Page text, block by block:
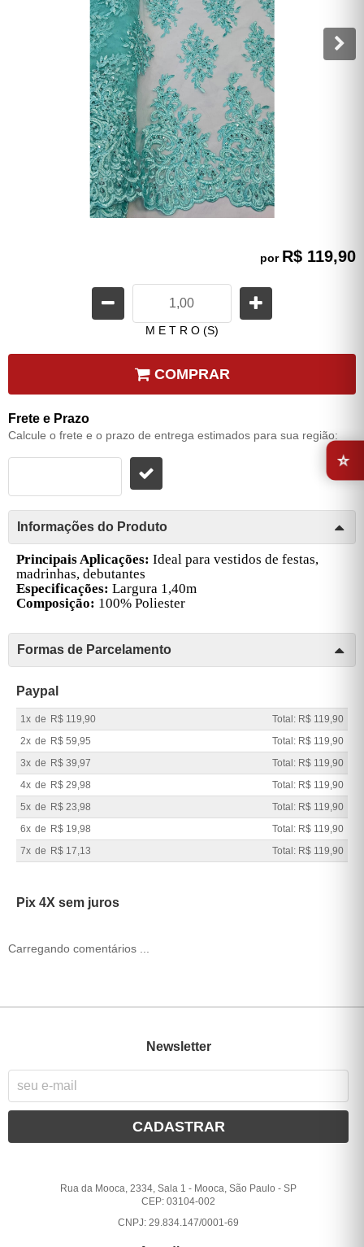
por R$ 119,90
M E T R O (S)
COMPRAR
Frete e Prazo
Calcule o frete e o prazo de entrega estimados para sua região:
Informações do Produto
Principais Aplicações: Ideal para vestidos de festas,
madrinhas, debutantes
Especificações: Largura 1,40m
Composição: 100% Poliester
Formas de Parcelamento
Paypal
1x de R$ 119,90
Total: R$ 119,90
2x de R$ 59,95
Total: R$ 119,90
3x de R$ 39,97
Total: R$ 119,90
4x de R$ 29,98
Total: R$ 119,90
5x de R$ 23,98
Total: R$ 119,90
6x de R$ 19,98
Total: R$ 119,90
7x de R$ 17,13 Total: R$ 119,90
Pix 4X sem juros
Carregando comentários ...
Newsletter
CADASTRAR
Rua da Mooca, 2334, Sala 1 - Mooca, São Paulo -SP
CEP: 03104-002
CNPJ: 29.834.147/0001-69
⭐